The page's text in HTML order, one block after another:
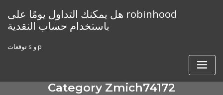
content
هل يمكنك التداول يومًا على robinhood
باستخدام حساب النقدية
توقعات s و p
Category Zmich74172